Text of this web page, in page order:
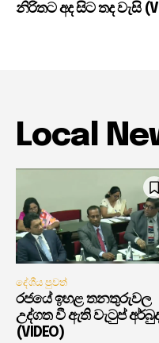
නිරිතට අද සිට තද වැසි
Local
දේශීය පුවත්
රජයේ ඉහළ තනතුරුවල
උද්ගත වී ඇති වැටුප්
(VIDEO)